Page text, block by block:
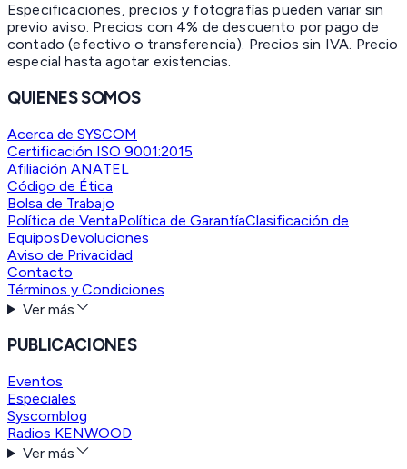
Especificaciones, precios y fotografías pueden variar sin
previo aviso. Precios con 4% de descuento por pago de
contado (efectivo o transferencia). Precios sin IVA. Precio
especial hasta agotar existencias.
QUIENES SOMOS
Acerca de SYSCOM
Certificación ISO 9001:2015
Afiliación ANATEL
Código de Ética
Bolsa de Trabajo
Política de VentaPolítica de GarantíaClasificación de
EquiposDevoluciones
Aviso de Privacidad
Contacto
Términos y Condiciones
Ver más
PUBLICACIONES
Eventos
Especiales
Syscomblog
Radios KENWOOD
Ver más